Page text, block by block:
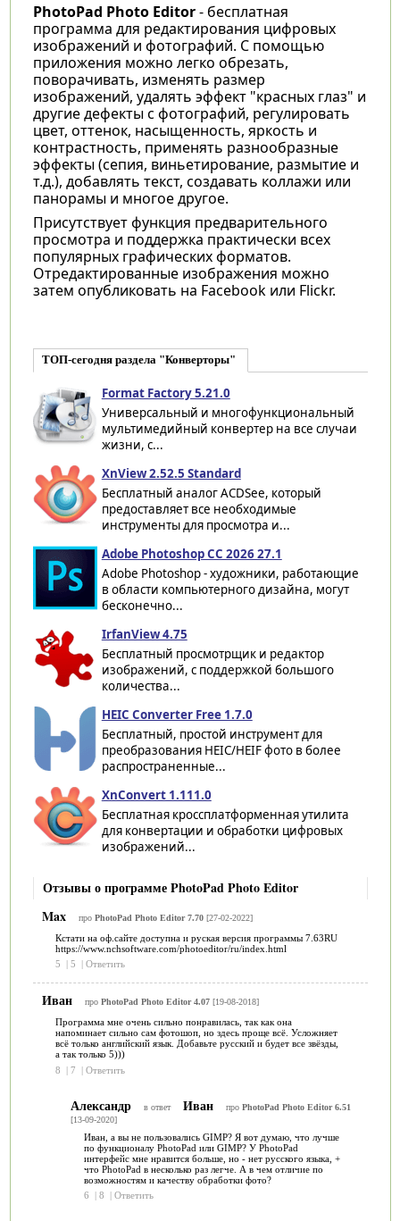
PhotoPad Photo Editor- бесплатная
программа для редактирования цифровых
изображений и фотографий. С помощью
приложения можно легко обрезать,
поворачивать, изменять размер
изображений, удалять эффект "красных глаз" и
другие дефекты с фотографий, регулировать
цвет, оттенок, насыщенность, яркость и
контрастность, применять разнообразные
эффекты (сепия, виньетирование, размытие и
т.д.), добавлять текст, создавать коллажи или
панорамы и многое другое.
Присутствует функция предварительного
просмотра и поддержка практически всех
популярных графических форматов.
Отредактированные изображения можно
затем опубликовать на Facebook или Flickr.
ТОП-сегодня раздела "Конверторы"
Format Factory 5.21.0
Универсальный и многофункциональный
мультимедийный конвертер на все случаи
жизни, с...
XnView 2.52.5 Standard
Бесплатный аналог ACDSee, который
предоставляет все необходимые
инструменты для просмотра и...
Adobe Photoshop CC 2026 27.1
Adobe Photoshop - художники, работающие
в области компьютерного дизайна, могут
бесконечно...
IrfanView 4.75
Бесплатный просмотрщик и редактор
изображений, с поддержкой большого
количества...
HEIC Converter Free 1.7.0
Бесплатный, простой инструмент для
преобразования HEIC/HEIF фото в более
распространенные...
XnConvert 1.111.0
Бесплатная кроссплатформенная утилита
для конвертации и обработки цифровых
изображений...
Отзывы о программе PhotoPad Photo Editor
Max
про PhotoPad Photo Editor 7.70[27-02-2022]
Кстати на оф.сайте доступна и руская версия программы 7.63RU
https://www.nchsoftware.com/photoeditor/ru/index.html
5
5 Ответить
Иван про PhotoPad Photo Editor 4.07[19-08-2018]
Программа мне очень сильно понравилась, так как она
напоминает сильно сам фотошоп, но здесь проще всё. Усложняет
всё только английский язык. Добавьте русский и будет все звёзды,
а так только 5)))
8
| 7 | Ответить
Александр в ответ Иван про PhotoPad Photo Editor 6.51
[13-09-2020]
Иван, а вы не пользовались GIMP? Я вот думаю, что лучше
по функционалу PhotoPad или GIMP? У PhotoPad
интерфейс мне нравится больше, но - нет русского языка, +
что PhotoPad в несколько раз легче. А в чем отличие по
возможностям и качеству обработки фото?
6
8 Ответить